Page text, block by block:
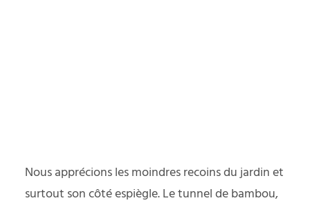
Nous apprécions les moindres recoins du jardin et
surtout son côté espiègle. Le tunnel de bambou,